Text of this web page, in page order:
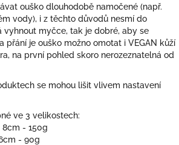
ouško dlouhodobě namočené (např.
vody), i z těchto důvodů nesmí do
vyhnout myčce, tak je dobré, aby se
přání je ouško možno omotat i VEGAN kůží
na první pohled skoro nerozeznatelná od
se mohou lišit vlivem nastavení
ve 3 velikostech:
- 150g
- 90g